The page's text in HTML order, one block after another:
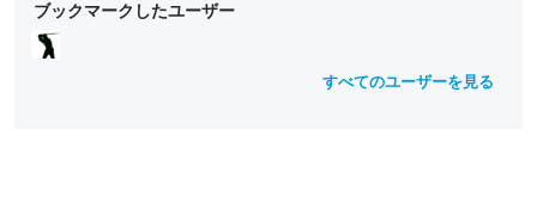
ll
o
w
ll
o
w
ll ll ll
ブックマークしたユーザー
すべてのユーザーを見る